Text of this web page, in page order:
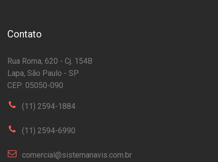
Contato
Rua Roma, 620 - Cj. 154B
Lapa, São Paulo - SP
CEP: 05050-090
(11) 2594-1884
(11) 2594-6990
comercial@sistemanavis.com.br